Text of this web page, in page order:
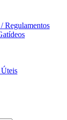
Regulamentos